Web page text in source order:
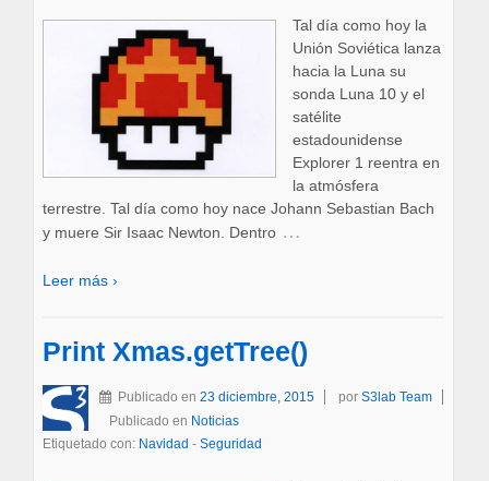
Tal día como hoy la
Unión Soviética lanza
hacia la Luna su
sonda Luna 10 y el
satélite
estadounidense
Explorer 1 reentra en
la atmósfera
terrestre. Tal día como hoy nace Johann Sebastian Bach
y muere Sir Isaac Newton. Dentro …
Leer más ›
Print Xmas.getTree()
Publicado en 23 diciembre, 2015 por S3lab Team
Publicado en Noticias
Etiquetado con: Navidad - Seguridad